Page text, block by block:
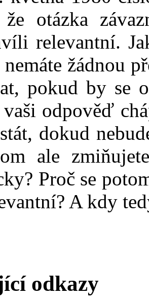
otázka
relevantní.
žádnou
pokud by se
vaši odpověď
dokud
ale
Proč se
A kdy
odkazy